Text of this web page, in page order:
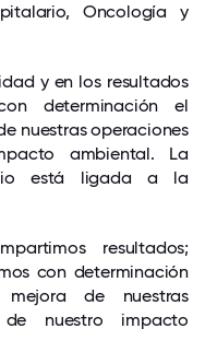
Oncología y
y en los resultados
determinación el
nuestras operaciones
ambiental. La
está ligada a la
resultados;
con determinación
de nuestras
nuestro impacto